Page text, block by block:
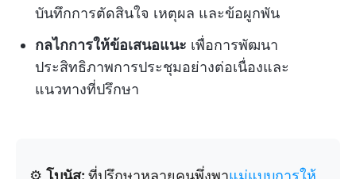
บันทึกการตัดสินใจ เหตุผล และข้อผูกพัน
กลไกการให้ข้อเสนอแนะ เพื่อการพัฒนา
ประสิทธิภาพการประชุมอย่างต่อเนื่องและ
แนวทางที่ปรึกษา
⚙️ โบนัส: ที่ปรึกษาหลายคนพึ่งพาแม่แบบการให้